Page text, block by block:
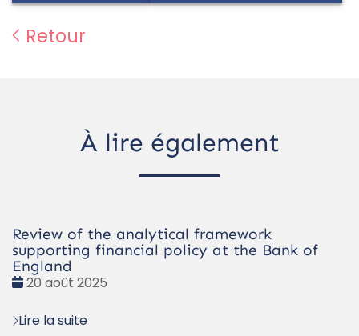
Retour
À lire également
Review of the analytical framework
supporting financial policy at the Bank of
England
Date
20 août 2025
Lire la suite